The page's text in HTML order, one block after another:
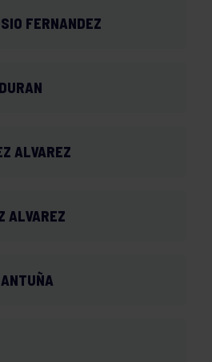
FERNANDEZ
ALVAREZ
ALVAREZ